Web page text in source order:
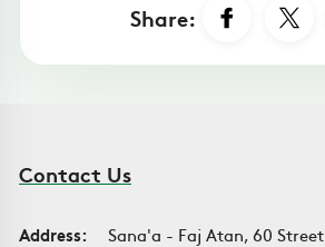
Share:
Contact Us
Address:
Sana'a - Faj Atan, 60 Street